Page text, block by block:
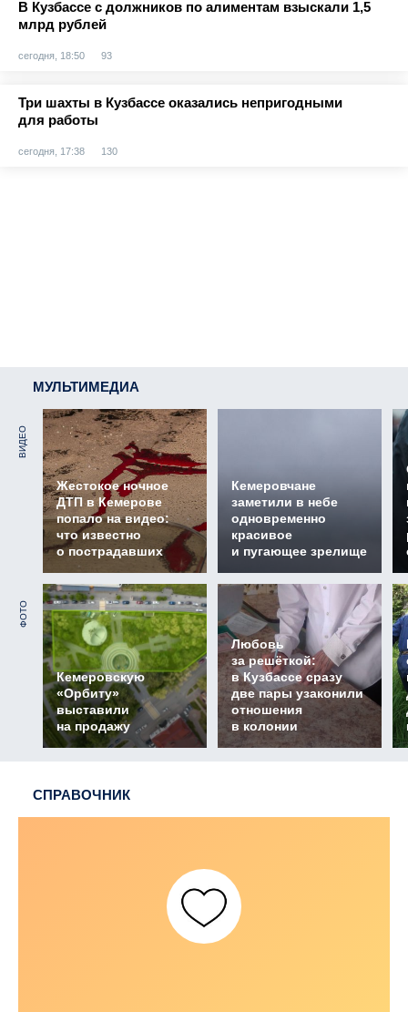
В Кузбассе с должников по алиментам взыскали 1,5
млрд рублей
сегодня, 18:50 93
Три шахты в Кузбассе оказались непригодными
для работы
сегодня, 17:38 130
МУЛЬТИМЕДИА
ВИДЕО
Жестокое ночное
ДТП в Кемерове
попало на видео:
что известно
о пострадавших
Кемеровчане
заметили в небе
одновременно
красивое
и пугающее зрелище
ФОТО
Кемеровскую
«Орбиту»
выставили
на продажу
Любовь
за решёткой:
в Кузбассе сразу
две пары узаконили
отношения
в колонии
СПРАВОЧНИК